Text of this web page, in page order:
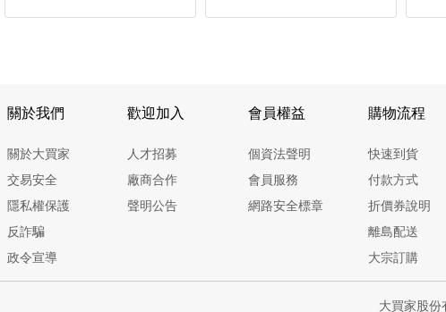
關於我們
關於大買家
交易安全
隱私權保護
反詐騙
政令宣導
歡迎加入
人才招募
廠商合作
聲明公告
會員權益
個資法聲明
會員服務
網路安全標章
購物流程
快速到貨
付款方式
折價券說明
離島配送
大宗訂購
大買家股份